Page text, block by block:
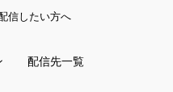
信したい方へ
配信先一覧